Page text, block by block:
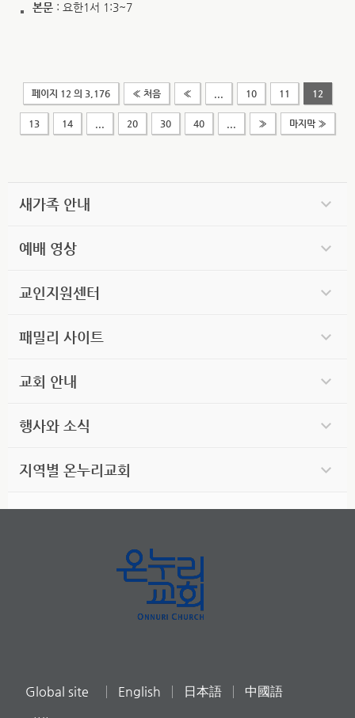
본문: 요한1서 1:3~7
페이지 12 의 3,176 « 처음 « 10 11 12
13 14 20 30 40 » 마지막 »
새가족 안내
예배 영상
교인지원센터
패밀리 사이트
교회 안내
행사와 소식
지역별 온누리교회
Global site English 日本語 中國語